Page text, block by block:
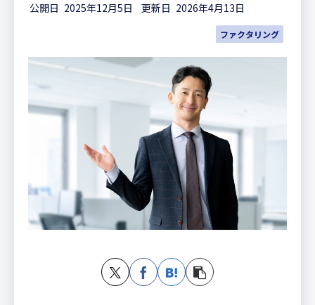
2025年12月5日 2026年4月13日
ファクタリング